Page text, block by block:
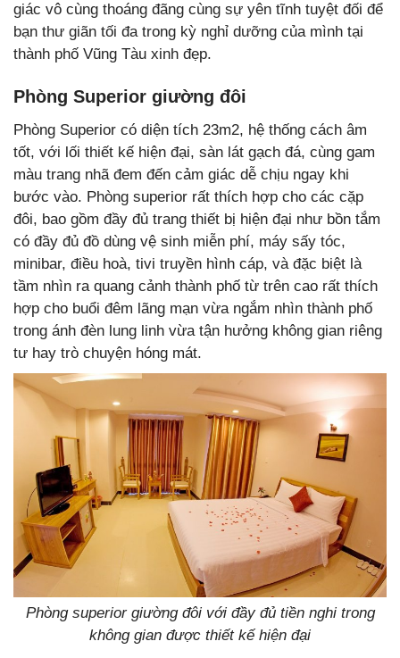
giác vô cùng thoáng đãng cùng sự yên tĩnh tuyệt đối để
bạn thư giãn tối đa trong kỳ nghỉ dưỡng của mình tại
thành phố Vũng Tàu xinh đẹp.
Phòng Superior giường đôi
Phòng Superior có diện tích 23m2, hệ thống cách âm
tốt, với lối thiết kế hiện đại, sàn lát gạch đá, cùng gam
màu trang nhã đem đến cảm giác dễ chịu ngay khi
bước vào. Phòng superior rất thích hợp cho các cặp
đôi, bao gồm đầy đủ trang thiết bị hiện đại như bồn tắm
có đầy đủ đồ dùng vệ sinh miễn phí, máy sấy tóc,
minibar, điều hoà, tivi truyền hình cáp, và đặc biệt là
tầm nhìn ra quang cảnh thành phố từ trên cao rất thích
hợp cho buổi đêm lãng mạn vừa ngắm nhìn thành phố
trong ánh đèn lung linh vừa tận hưởng không gian riêng
tư hay trò chuyện hóng mát.
Phòng superior giường đôi với đầy đủ tiền nghi trong
không gian được thiết kế hiện đại